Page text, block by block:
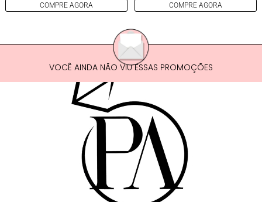
COMPRE AGORA COMPRE AGORA
VOCÊ AINDA NÃO VIU ESSAS PROMOÇÕES